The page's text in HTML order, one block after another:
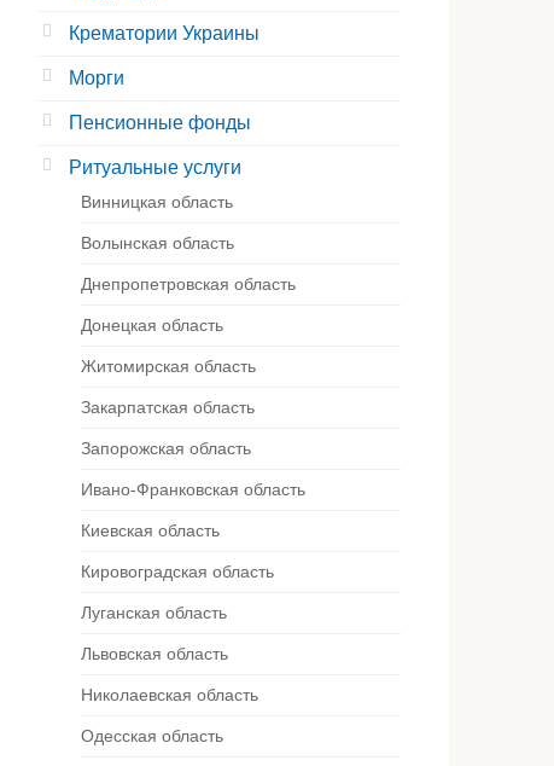
Крематории Украины
Морги
Пенсионные фонды
Ритуальные услуги
Винницкая область
Волынская область
Днепропетровская область
Донецкая область
Житомирская область
Закарпатская область
Запорожская область
Ивано-Франковская область
Киевская область
Кировоградская область
Луганская область
Львовская область
Николаевская область
Одесская область